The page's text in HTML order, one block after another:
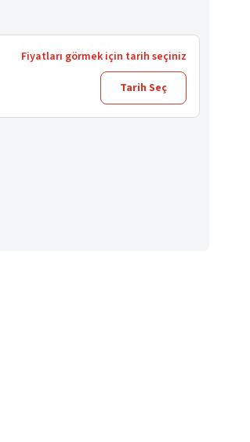
Fiyatları görmek için tarih seçiniz
Tarih Seç